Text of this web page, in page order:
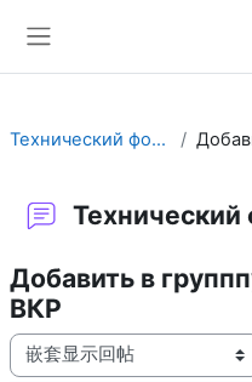
Технический форум
Добавить в
ВКР
显示模式